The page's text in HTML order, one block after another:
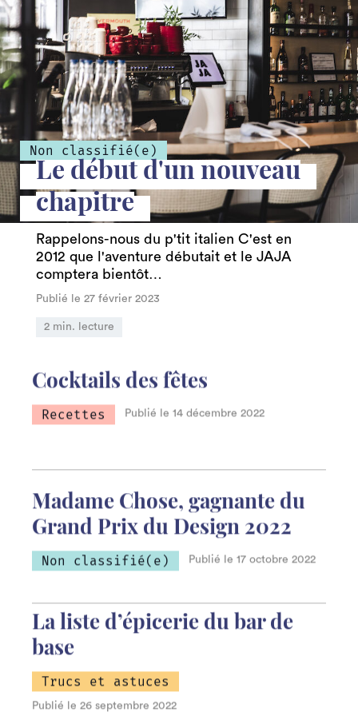
Non classifié(e)
Le début d'un nouveau
chapitre
Rappelons-nous du p'tit italien C'est en
2012 que l'aventure débutait et le JAJA
comptera bientôt…
Publié le 27 février 2023
2 min. lecture
Recettes
Cocktails des fêtes
Non classifié(e) Publié le 17 octobre 2022
La liste d’épicerie du bar de
base
Trucs et astuces
Publié le 26 septembre 2022
Le début d'un nouveau
chapitre
Non classifié(e)
Cocktails des fêtes
Recettes Publié le 14 décembre 2022
Madame Chose, gagnante du
Grand Prix du Design 2022
Non classifié(e) Publié le 17 octobre 2022
La liste d’épicerie du bar de
base
Trucs et astuces
Publié le 26 septembre 2022